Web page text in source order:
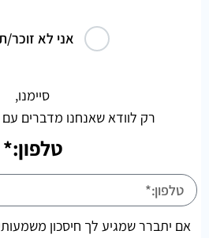
אני לא זוכר/
סיימנו,
רק לוודא שאנחנו מדברים
טלפון:*
אם יתברר שמגיע לך חיסכון